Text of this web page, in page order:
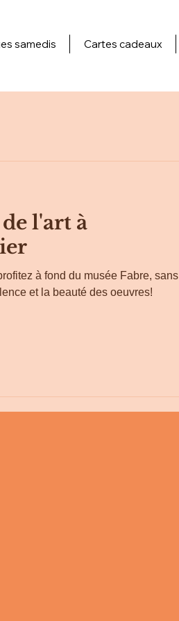
samedis Cartes cadeaux
l'art à
à fond du musée Fabre, sans
et la beauté des oeuvres!